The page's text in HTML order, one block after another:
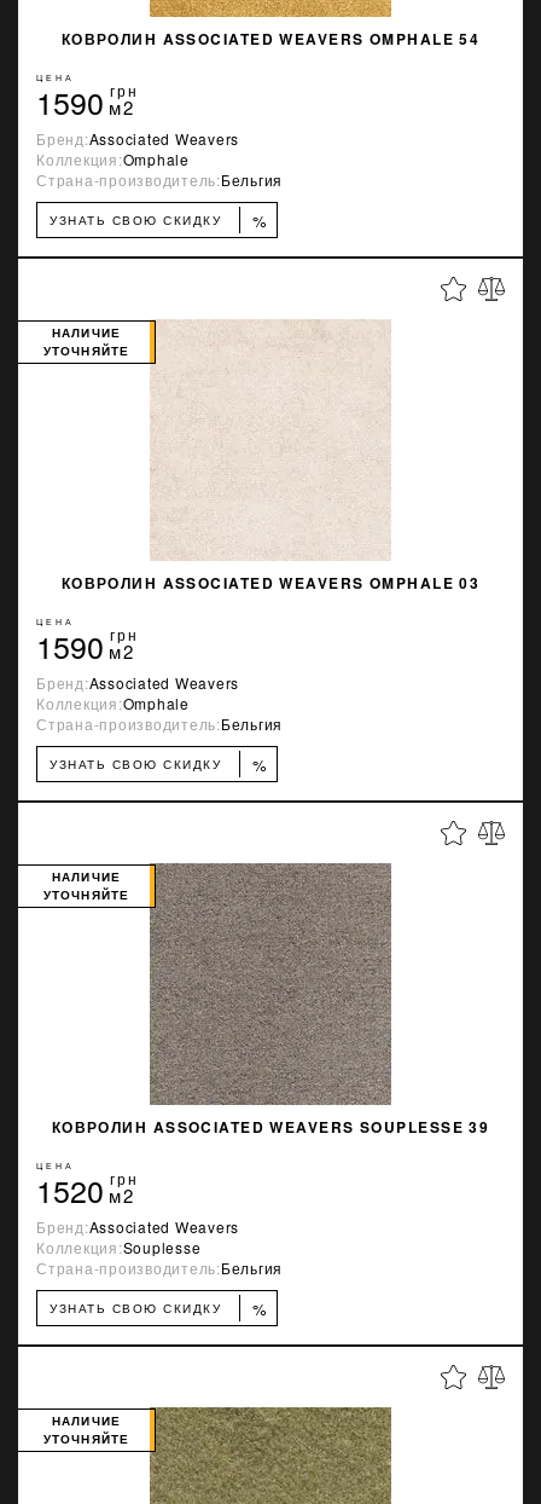
КОВРОЛИН ASSOCIATED WEAVERS OMPHALE 54
ЦЕНА
1590 грн
м2
Бренд:Associated Weavers
Коллекция:Omphale
Страна-производитель:Бельгия
УЗНАТЬ СВОЮ СКИДКУ %
КОВРОЛИН ASSOCIATED WEAVERS OMPHALE 03
НАЛИЧИЕ
УТОЧНЯЙТЕ
ЦЕНА
1590 грн
м2
Бренд:Associated Weavers
Коллекция:Omphale
Страна-производитель:Бельгия
УЗНАТЬ СВОЮ СКИДКУ %
КОВРОЛИН ASSOCIATED WEAVERS SOUPLESSE 39
НАЛИЧИЕ
УТОЧНЯЙТЕ
ЦЕНА
1520 грн
м2
Бренд:Associated Weavers
Коллекция:Souplesse
Страна-производитель:Бельгия
УЗНАТЬ СВОЮ СКИДКУ %
НАЛИЧИЕ
УТОЧНЯЙТЕ